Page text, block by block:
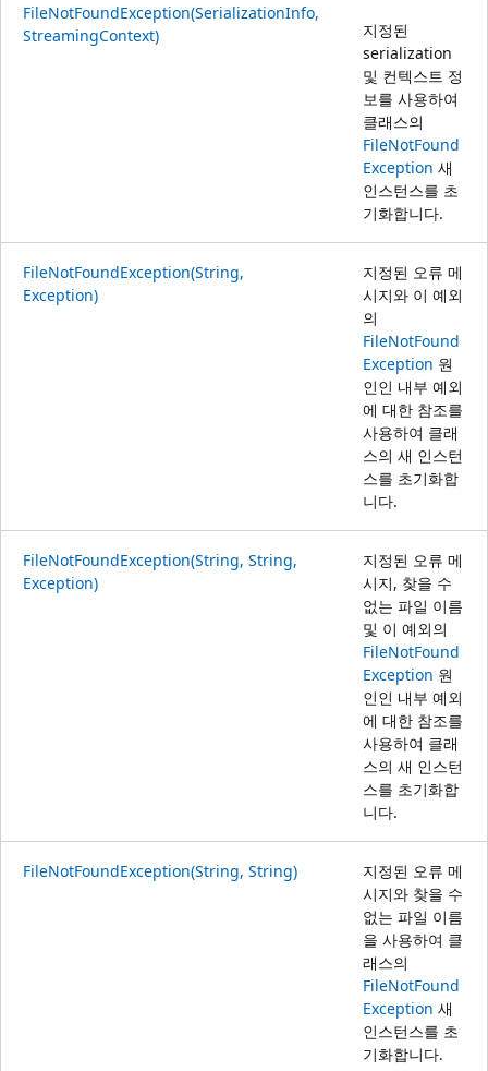
FileNotFoundException(SerializationInfo,
StreamingContext)
지정된
serialization
및 컨텍스트 정
보를 사용하여
클래스의
FileNotFound
Exception 새
인스턴스를 초
기화합니다.
FileNotFoundException(String,
Exception)
지정된 오류 메
시지와 이 예외
의
FileNotFound
Exception 원
인인 내부 예외
에 대한 참조를
사용하여 클래
스의 새 인스턴
스를 초기화합
니다.
FileNotFoundException(String, String,
Exception)
지정된 오류 메
시지, 찾을 수
없는 파일 이름
및 이 예외의
FileNotFound
Exception 원
인인 내부 예외
에 대한 참조를
사용하여 클래
스의 새 인스턴
스를 초기화합
니다.
FileNotFoundException(String, String)
지정된 오류 메
시지와 찾을 수
없는 파일 이름
을 사용하여 클
래스의
FileNotFound
Exception 새
인스턴스를 초
기화합니다.